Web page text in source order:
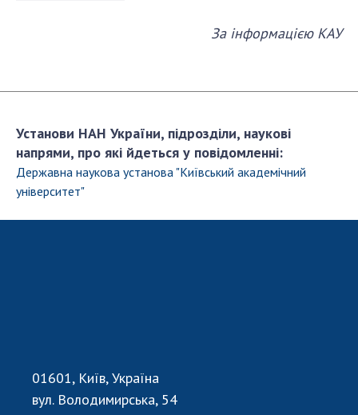
МЕДІА ПРО НАС
АКАДЕМІЯ КОМЕНТУЄ
За інформацією КАУ
Установи НАН України, підрозділи, наукові
напрями, про які йдеться у повідомленні:
Державна наукова установа "Київський академічний
університет"
01601, Київ, Україна
вул. Володимирська, 54